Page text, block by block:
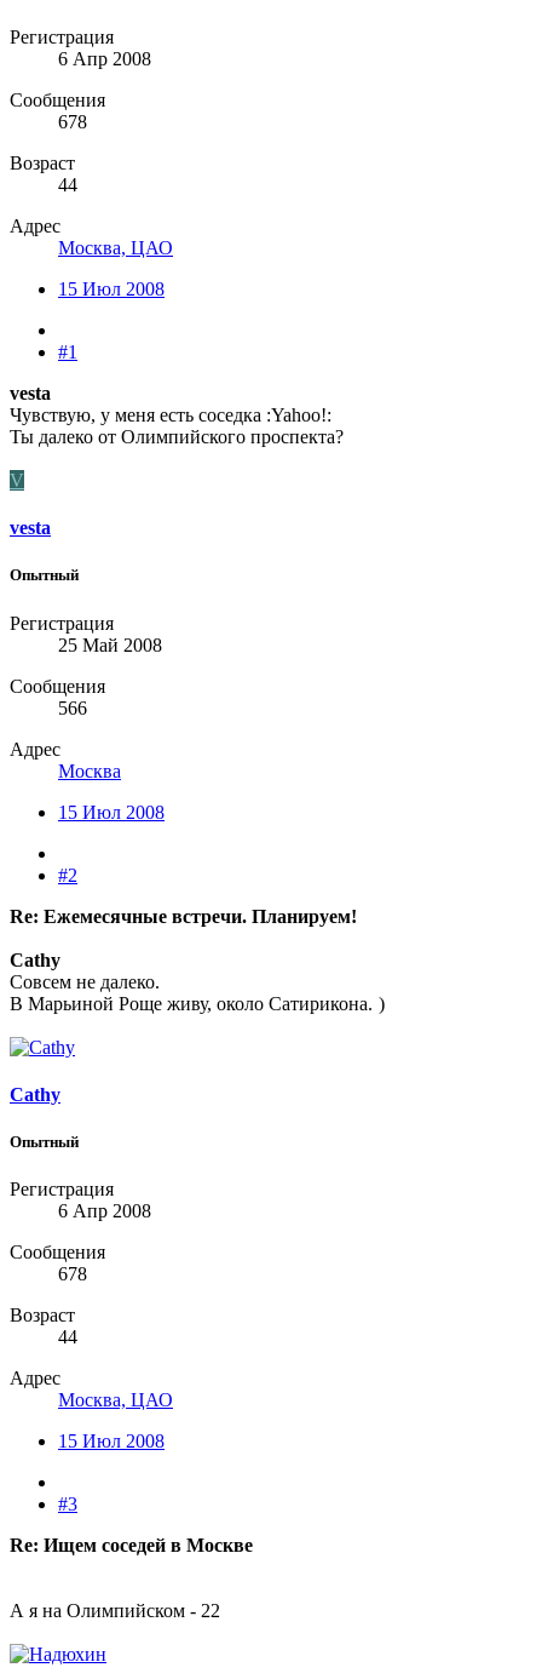
Регистрация
6 Апр 2008
Сообщения
678
Возраст
44
Адрес
Москва, ЦАО
15 Июл 2008
#1
vesta
Чувствую, у меня есть соседка :Yahoo!:
Ты далеко от Олимпийского проспекта?
V
vesta
Опытный
Регистрация
25 Май 2008
Сообщения
566
Адрес
Москва
15 Июл 2008
#2
Re: Ежемесячные встречи. Планируем!
Cathy
Совсем не далеко.
В Марьиной Роще живу, около Сатирикона. )
Cathy
Опытный
Регистрация
6 Апр 2008
Сообщения
678
Возраст
44
Адрес
Москва, ЦАО
15 Июл 2008
#3
Re: Ищем соседей в Москве
А я на Олимпийском - 22